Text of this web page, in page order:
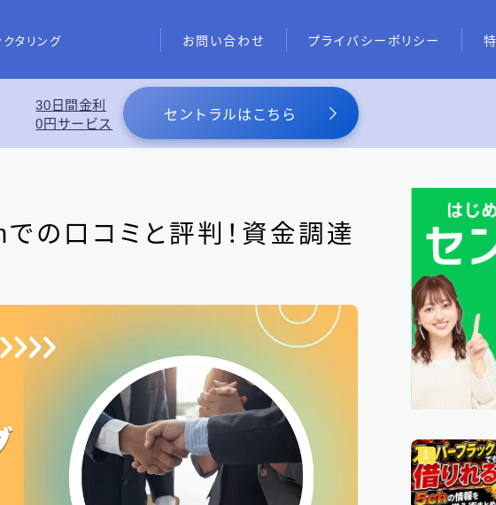
タリング お問い合わせ プライバシーポリシー
あわせて読みたい
スーパーブラックでも借りれる5chの情報を活用
北海道地方の消費者金融
関東地方の消費者金融
中部地方の消費者金融 9
近畿地方の消費者金融
30日間金利
0円サービス
セントラルはこちら
の口コミと評判！資金調達